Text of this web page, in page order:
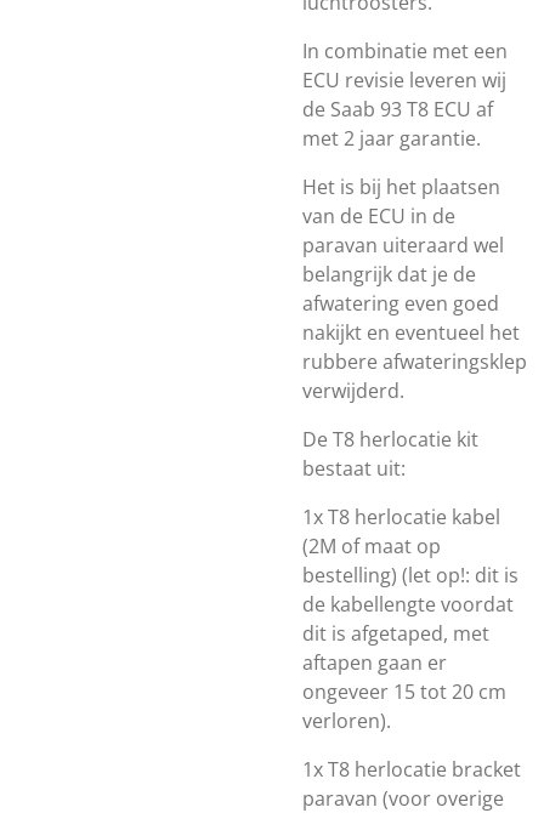
In combinatie met een
ECU revisie leveren wij
de Saab 93 T8 ECU af
met 2 jaar garantie.
Het is bij het plaatsen
van de ECU in de
paravan uiteraard wel
belangrijk dat je de
afwatering even goed
nakijkt en eventueel het
rubbere afwateringsklep
verwijderd.
De T8 herlocatie kit
bestaat uit:
1x T8 herlocatie kabel
(2M of maat op
bestelling) (let op!: dit is
de kabellengte voordat
dit is afgetaped, met
aftapen gaan er
ongeveer 15 tot 20 cm
verloren).
1x T8 herlocatie bracket
paravan (voor overige